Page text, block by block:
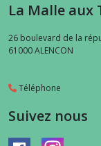
La Malle aux
26 boulevard de la
61000ALENCON
Téléphone
Suivez nous